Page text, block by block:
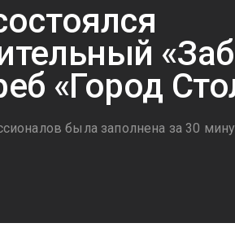
«Город
была заполнена за 30